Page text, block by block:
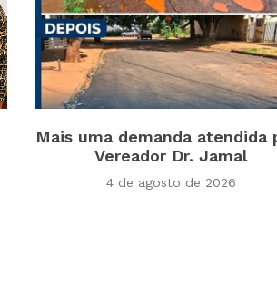
Mais uma demanda atendida
Vereador Dr. Jamal
4 de agosto de 2026